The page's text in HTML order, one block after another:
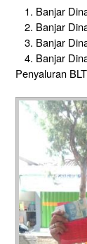
Banjar
Banjar
Banjar
Banjar
Penyaluran